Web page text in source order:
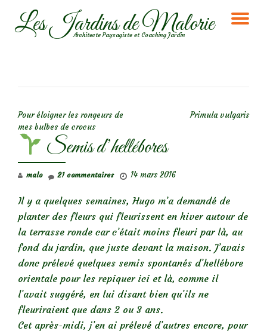
AllerLes Jardins de Malorie
Architecte Paysagiste et Coaching Jardin
Pour éloigner les rongeurs de
mes bulbes de crocus
Primula vulgaris
Semis d’hellébores
malo 14 mars 2016
21 commentaires
Il y a quelques semaines, Hugo m’a demandé de
planter des fleurs qui fleurissent en hiver autour de
la terrasse ronde car c’était moins fleuri par là, au
fond du jardin, que juste devant la maison. J’avais
donc prélevé quelques semis spontanés d’hellébore
orientale pour les repiquer ici et là, comme il
l’avait suggéré, en lui disant bien qu’ils ne
fleuriraient que dans 2 ou 3 ans.
Cet après-midi, j’en ai prélevé d’autres encore, pour